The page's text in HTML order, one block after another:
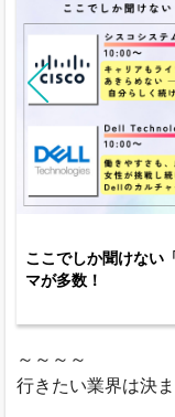
ここでしか聞けない
マが多数！
～～～～
行きたい業界は決